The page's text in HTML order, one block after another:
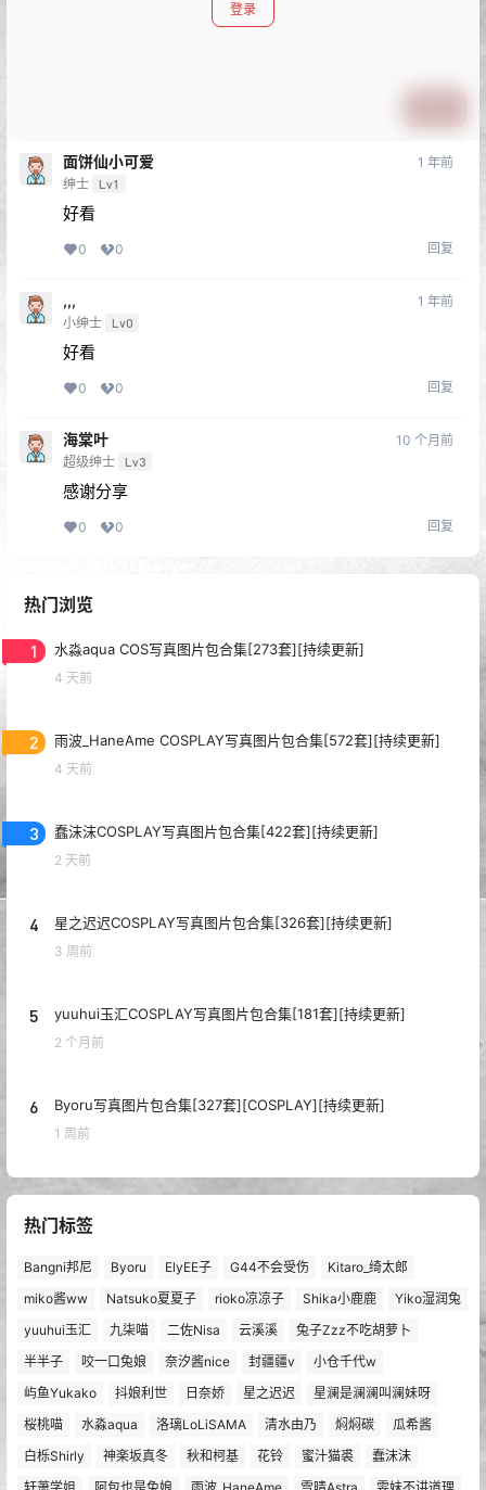
登录
面饼仙小可爱
绅士 Lv1
1 年前
好看
0 0 回复
,,,
小绅士 Lv0
1 年前
好看
0 0 回复
海棠叶
超级绅士 Lv3
10 个月前
感谢分享
0 0 回复
热门浏览
1 水淼aqua COS写真图片包合集[273套][持续更新]
4 天前
2 雨波_HaneAme COSPLAY写真图片包合集[572套][持续更新]
4 天前
3 蠢沫沫COSPLAY写真图片包合集[422套][持续更新]
2 天前
4 星之迟迟COSPLAY写真图片包合集[326套][持续更新]
3 周前
5 yuuhui玉汇COSPLAY写真图片包合集[181套][持续更新]
2 个月前
6 Byoru写真图片包合集[327套][COSPLAY][持续更新]
1 周前
热门标签
Bangni邦尼 Byoru ElyEE子 G44不会受伤
Kitaro_绮太郎
miko酱ww
Natsuko夏夏子 rioko凉凉子 Shika小鹿鹿
Yiko湿润兔
yuuhui玉汇
九柒喵 二佐Nisa 云溪溪
兔子Zzz不吃胡萝卜
半半子
咬一口兔娘 奈汐酱nice 封疆疆v
小仓千代w
屿鱼Yukako
抖娘利世 日奈娇 星之迟迟
星澜是澜澜叫澜妹呀
桜桃喵
水淼aqua 洛璃LoLiSAMA 清水由乃 焖焖碳
瓜希酱
白栎Shirly
神楽坂真冬 秋和柯基 花铃 蜜汁猫裘
蠢沫沫